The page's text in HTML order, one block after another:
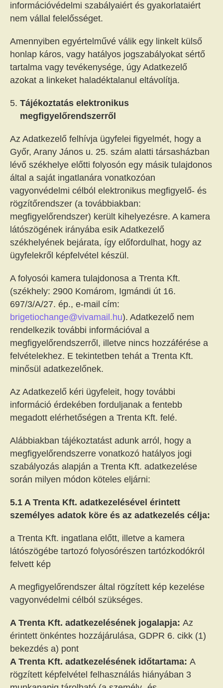
információvédelmi szabályaiért és gyakorlataiért
nem vállal felelősséget.
Amennyiben egyértelművé válik egy linkelt külső
honlap káros, vagy hatályos jogszabályokat sértő
tartalma vagy tevékenysége, úgy Adatkezelő
azokat a linkeket haladéktalanul eltávolítja.
Tájékoztatás elektronikus
megfigyelőrendszerről
Az Adatkezelő felhívja ügyfelei figyelmét, hogy a
Győr, Arany János u. 25. szám alatti társasházban
lévő székhelye előtti folyosón egy másik tulajdonos
által a saját ingatlanára vonatkozóan
vagyonvédelmi célból elektronikus megfigyelő- és
rögzítőrendszer (a továbbiakban:
megfigyelőrendszer) került kihelyezésre. A kamera
látószögének irányába esik Adatkezelő
székhelyének bejárata, így előfordulhat, hogy az
ügyfelekről képfelvétel készül.
A folyosói kamera tulajdonosa a Trenta Kft.
(székhely: 2900 Komárom, Igmándi út 16.
697/3/A/27. ép., e-mail cím:
brigetiochange@vivamail.hu). Adatkezelő nem
rendelkezik további információval a
megfigyelőrendszerről, illetve nincs hozzáférése a
felvételekhez. E tekintetben tehát a Trenta Kft.
minősül adatkezelőnek.
Az Adatkezelő kéri ügyfeleit, hogy további
információ érdekében forduljanak a fentebb
megadott elérhetőségen a Trenta Kft. felé.
Alábbiakban tájékoztatást adunk arról, hogy a
megfigyelőrendszerre vonatkozó hatályos jogi
szabályozás alapján a Trenta Kft. adatkezelése
során milyen módon köteles eljárni:
5.1 A Trenta Kft. adatkezelésével érintett
személyes adatok köre és az adatkezelés célja:
a Trenta Kft. ingatlana előtt, illetve a kamera
látószögébe tartozó folyosórészen tartózkodókról
felvett kép
A megfigyelőrendszer által rögzített kép kezelése
vagyonvédelmi célból szükséges.
A Trenta Kft. adatkezelésének jogalapja: Az
érintett önkéntes hozzájárulása, GDPR 6. cikk (1)
bekezdés a) pont
A Trenta Kft. adatkezelésének időtartama: A
rögzített képfelvétel felhasználás hiányában 3